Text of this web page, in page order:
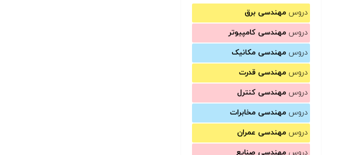
دروس مهندسی برق
دروس مهندسی کامپیوتر
دروس مهندسی مکانیک
دروس مهندسی قدرت
دروس مهندسی کنترل
دروس مهندسی مخابرات
دروس مهندسی عمران
دروس مهندسی صنایع